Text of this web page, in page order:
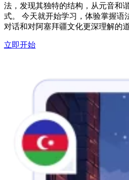
法，发现其独特的结构，从元音和
式。 今天就开始学习，体验掌握语
对话和对阿塞拜疆文化更深理解的
立即开始